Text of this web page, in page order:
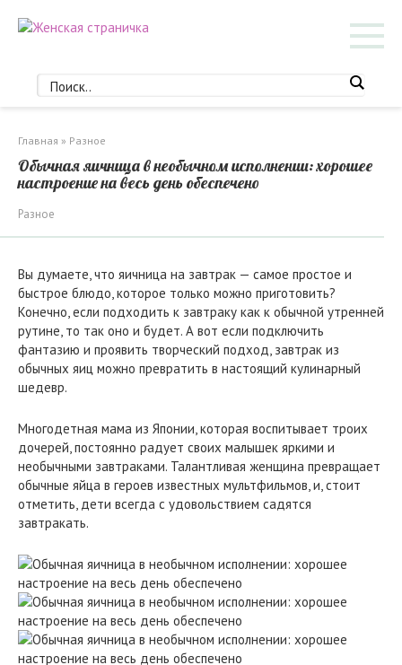
Главная » Разное
Обычная яичница в необычном исполнении: хорошее
настроение на весь день обеспечено
Разное
Вы думаете, что яичница на завтрак — самое простое и
быстрое блюдо, которое только можно приготовить?
Конечно, если подходить к завтраку как к обычной утренней
рутине, то так оно и будет. А вот если подключить
фантазию и проявить творческий подход, завтрак из
обычных яиц можно превратить в настоящий кулинарный
шедевр.
Многодетная мама из Японии, которая воспитывает троих
дочерей, постоянно радует своих малышек яркими и
необычными завтраками. Талантливая женщина превращает
обычные яйца в героев известных мультфильмов, и, стоит
отметить, дети всегда с удовольствием садятся
завтракать.